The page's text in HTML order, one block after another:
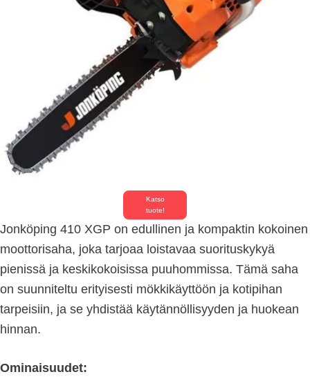
Katso
tuote!
Jonköping 410 XGP on edullinen ja kompaktin kokoinen
moottorisaha, joka tarjoaa loistavaa suorituskykyä
pienissä ja keskikokoisissa puuhommissa. Tämä saha
on suunniteltu erityisesti mökkikäyttöön ja kotipihan
tarpeisiin, ja se yhdistää käytännöllisyyden ja huokean
hinnan.
Ominaisuudet: